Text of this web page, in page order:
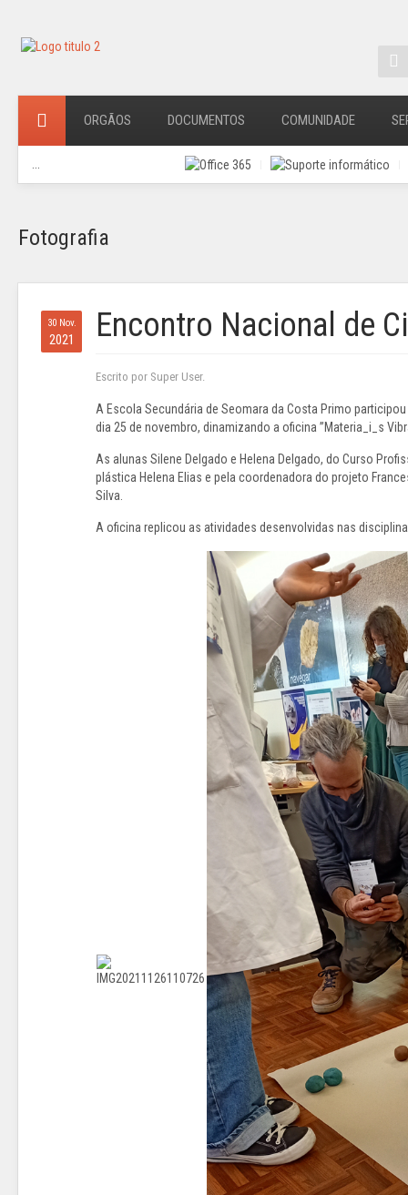
ORGÃOS DOCUMENTOS COMUNIDADE
Fotografia
30 Nov.
2021 Encontro Nacional de
Escrito por Super User.
A Escola Secundária de Seomara da Costa Primo
dia 25 de novembro, dinamizando a oficina ”Materia_i_s
As alunas Silene Delgado e Helena Delgado, do Curso
plástica Helena Elias e pela coordenadora do projeto
Silva.
A oficina replicou as atividades desenvolvidas nas